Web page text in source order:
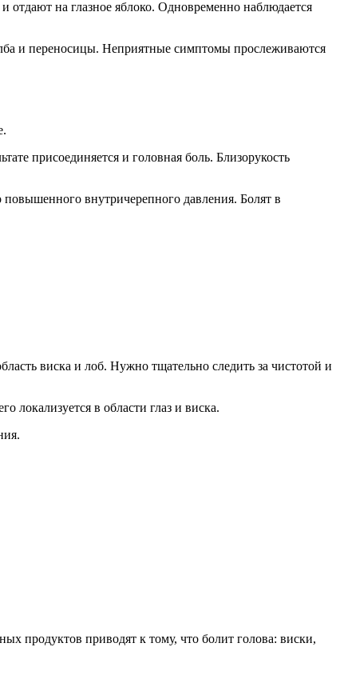
на глазное яблоко. Одновременно наблюдается
и переносицы. Неприятные симптомы прослеживаются
присоединяется и головная боль. Близорукость
повышенного внутричерепного давления. Болят в
виска и лоб. Нужно тщательно следить за чистотой и
локализуется в области глаз и виска.
продуктов приводят к тому, что болит голова: виски,